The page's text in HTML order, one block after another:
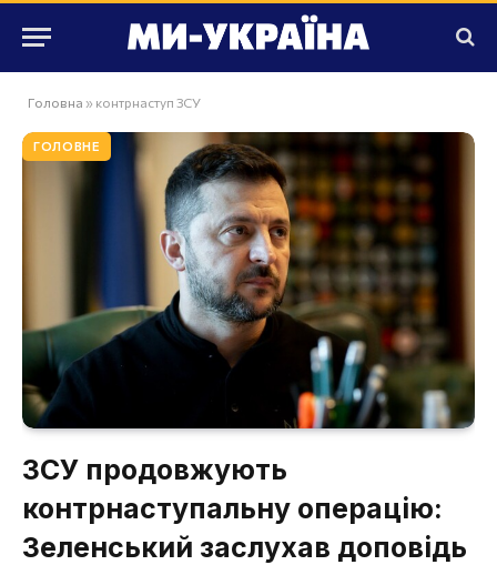
Головна » контрнаступ ЗСУ
ГОЛОВНЕ
ЗСУ продовжують
контрнаступальну операцію:
Зеленський заслухав доповідь